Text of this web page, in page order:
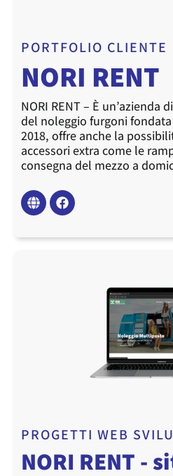
PORTFOLIO CLIENTE
NORI RENT
NORI RENT – È un’azienda
del noleggio furgoni
2018, offre anche la
accessori extra come le
consegna del mezzo a
PROGETTI WEB
NORI RENT -